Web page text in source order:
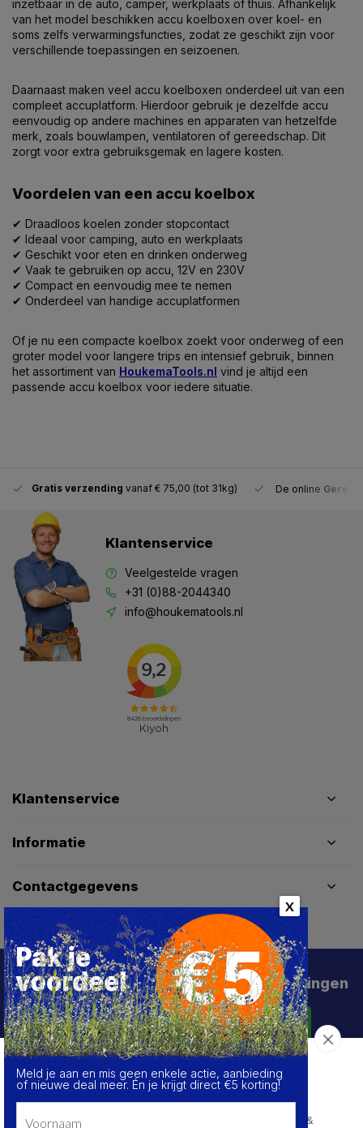
inzetbaar in de auto, camper, werkplaats of thuis. Afhankelijk
van het model beschikken accu koelboxen over koel- en
soms zelfs verwarmingsfuncties, zodat ze geschikt zijn voor
verschillende toepassingen en seizoenen.
Daarnaast maken veel accu koelboxen onderdeel uit van een
compleet accuplatform. Hierdoor gebruik je dezelfde accu
eenvoudig op andere machines en apparaten van hetzelfde
merk, zoals bouwlampen, ventilatoren of gereedschap. Dit
zorgt voor extra gebruiksgemak en lagere kosten.
Voordelen van een accu koelbox
✔ Draadloos koelen zonder stopcontact
✔ Ideaal voor camping, auto en werkplaats
✔ Geschikt voor eten en drinken onderweg
✔ Vaak te gebruiken op accu, 12V en 230V
✔ Compact en eenvoudig mee te nemen
✔ Onderdeel van handige accuplatformen
Of je nu een compacte koelbox zoekt voor onderweg of een
groter model voor langere trips en intensief gebruik, binnen
het assortiment van HoukemaTools.nl vind je altijd een
passende accu koelbox voor iedere situatie.
Gratis verzending vanaf € 75,00 (tot 31kg) De online
Klantenservice
Veelgestelde vragen
+31 (0)88-2044340
info@houkematools.nl
Klantenservice
Informatie
Contactgegevens
Schrijf je in voor de beste deals en kortingen
Abonneer
Over de cookies op deze website
We maken gebruik van cookies om gegevens m.b.t. de
prestaties en het gebruik van deze website te verzamelen &
X
Meld je aan en mis geen enkele actie, aanbieding
of nieuwe deal meer. Én je krijgt direct €5 korting!